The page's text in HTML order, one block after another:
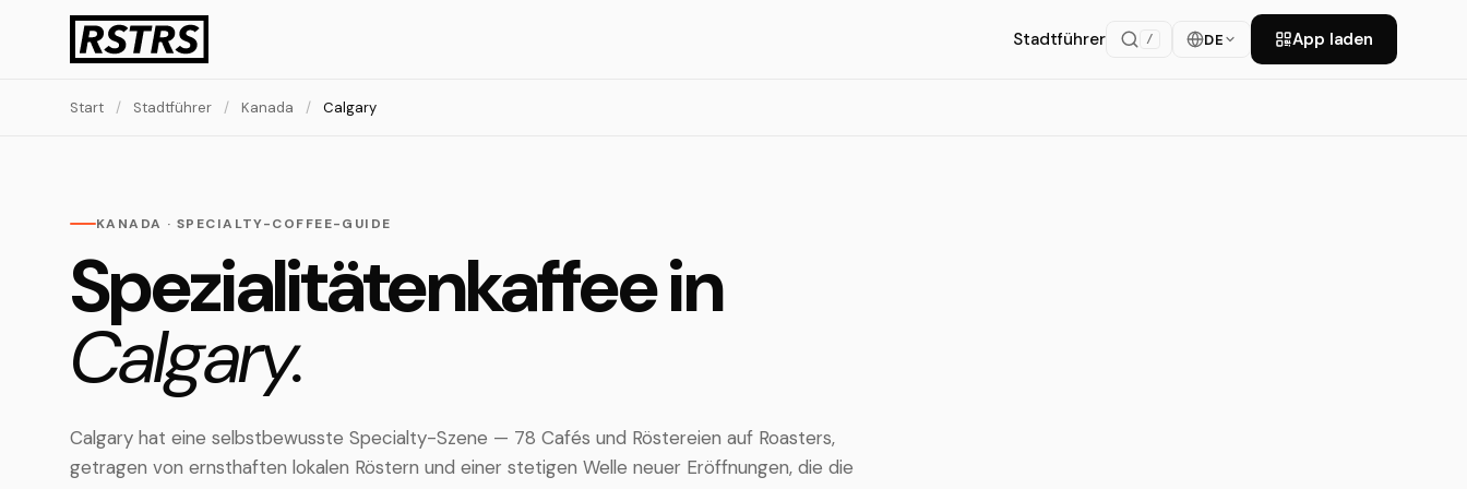
Stadtführer / DE App laden
Start / Stadtführer / Kanada / Calgary
KANADA · SPECIALTY-COFFEE-GUIDE
Spezialitätenkaffee in
Calgary.
Calgary hat eine selbstbewusste Specialty-Szene — 78 Cafés und Röstereien auf Roasters,
getragen von ernsthaften lokalen Röstern und einer stetigen Welle neuer Eröffnungen, die die